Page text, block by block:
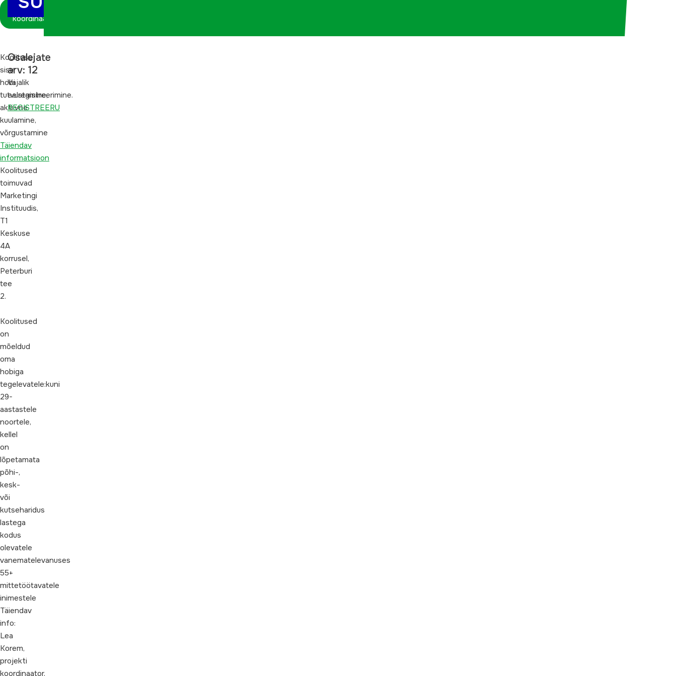
Logi sisse
koordinaatorina
Koolituse
sisu:
hobi
tutvustamine,
aktiivne
kuulamine,
võrgustamine
Täiendav
informatsioon
Koolitused
toimuvad
Marketingi
Instituudis,
T1
Keskuse
4A
korrusel,
Peterburi
tee
2.
Koolitused
on
mõeldud
oma
hobiga
tegelevatele:kuni
29-
aastastele
noortele,
kellel
on
lõpetamata
põhi-,
kesk-
või
kutseharidus
lastega
kodus
olevatele
vanematelevanuses
55+
mittetöötavatele
inimestele
Täiendav
info:
Lea
Korem,
projekti
koordinaator,
Osalejate
arv: 12
Vajalik
eelregistreerimine.
REGISTREERU